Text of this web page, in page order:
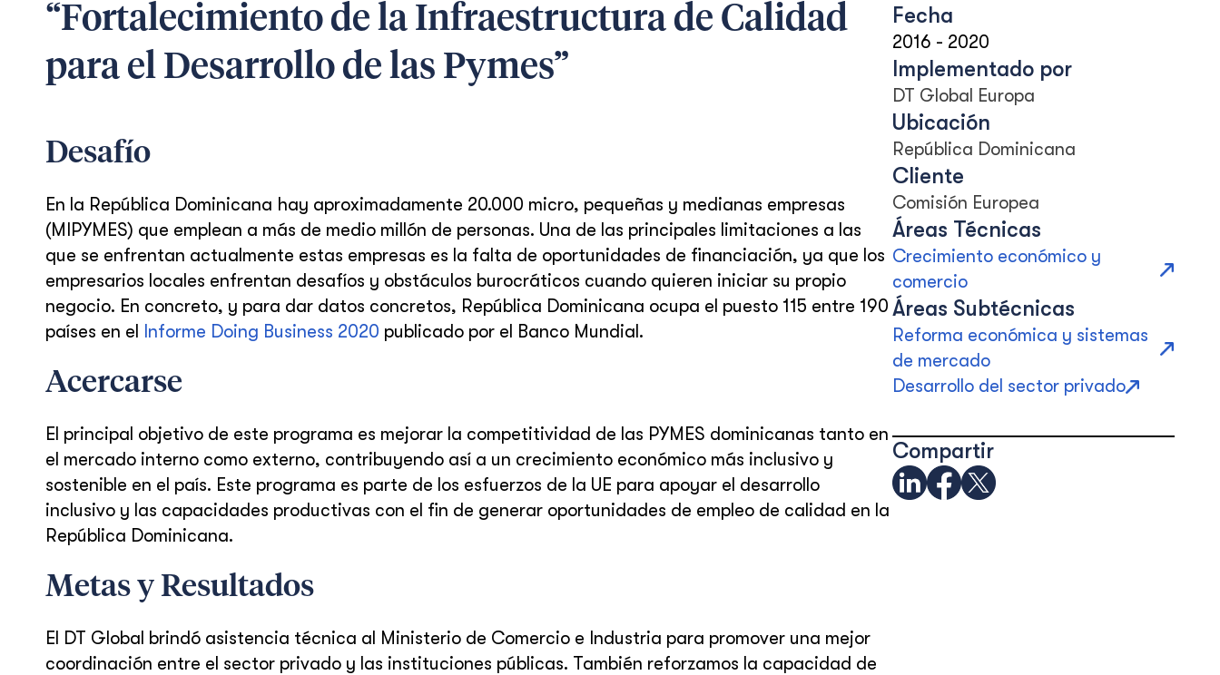
“Fortalecimiento de la Infraestructura de Calidad
para el Desarrollo de las Pymes”
Desafío
En la República Dominicana hay aproximadamente 20.000 micro, pequeñas y medianas empresas
(MIPYMES) que emplean a más de medio millón de personas. Una de las principales limitaciones a las
que se enfrentan actualmente estas empresas es la falta de oportunidades de financiación, ya que los
empresarios locales enfrentan desafíos y obstáculos burocráticos cuando quieren iniciar su propio
negocio. En concreto, y para dar datos concretos, República Dominicana ocupa el puesto 115 entre 190
países en el
Informe Doing Business 2020 publicado por el Banco Mundial.
Acercarse
El principal objetivo de este programa es mejorar la competitividad de las PYMES dominicanas tanto en
el mercado interno como externo, contribuyendo así a un crecimiento económico más inclusivo y
sostenible en el país. Este programa es parte de los esfuerzos de la UE para apoyar el desarrollo
inclusivo y las capacidades productivas con el fin de generar oportunidades de empleo de calidad en la
República Dominicana.
Metas y Resultados
El DT Global brindó asistencia técnica al Ministerio de Comercio e Industria para promover una mejor
coordinación entre el sector privado y las instituciones públicas. También reforzamos la capacidad de
Fecha
2016 - 2020
Implementado por
DT Global Europa
Ubicación
República Dominicana
Cliente
Comisión Europea
Áreas Técnicas
Crecimiento económico y
comercio
Áreas Subtécnicas
Reforma económica y sistemas
de mercado
Desarrollo del sector privado
Compartir